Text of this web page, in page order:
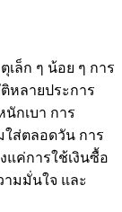
เล็ก ๆ น้อย ๆ การ
หลายประการ
กเบา การ
ใส่ตลอดวัน การ
แค่การใช้เงินซื้อ
มมั่นใจ และ